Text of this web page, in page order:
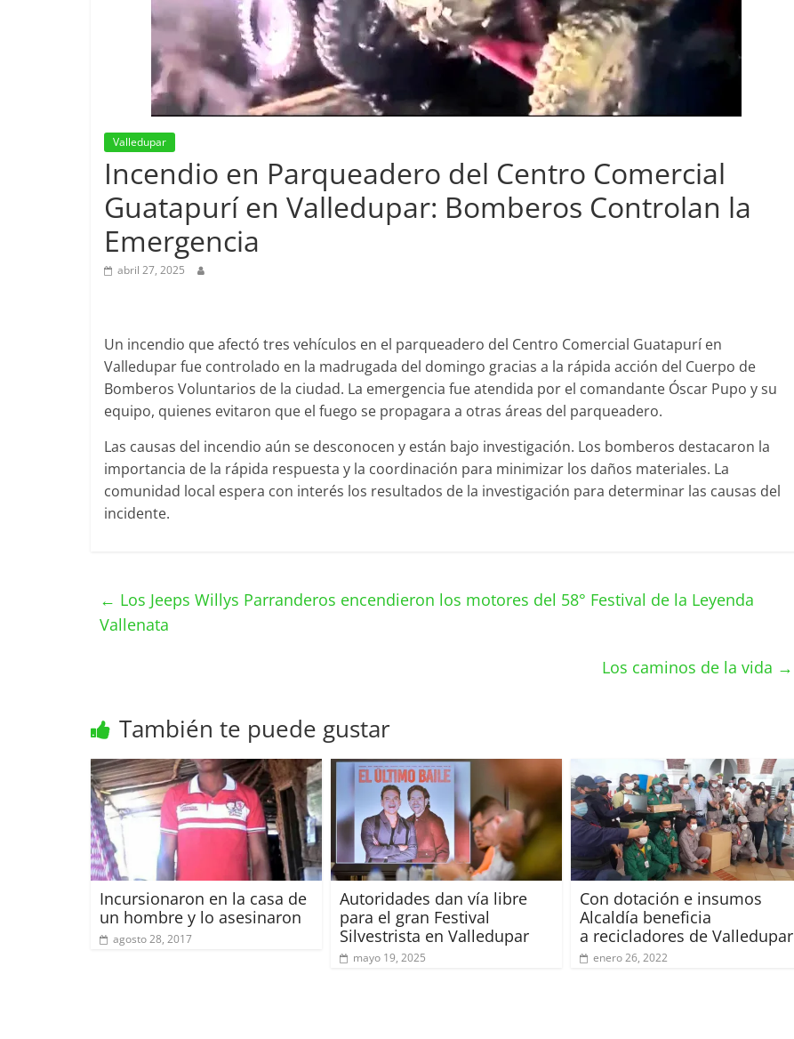
Valledupar
Incendio en Parqueadero del Centro Comercial
Guatapurí en Valledupar: Bomberos Controlan la
Emergencia
abril 27, 2025
Un incendio que afectó tres vehículos en el parqueadero del Centro Comercial Guatapurí en
Valledupar fue controlado en la madrugada del domingo gracias a la rápida acción del Cuerpo de
Bomberos Voluntarios de la ciudad. La emergencia fue atendida por el comandante Óscar Pupo y su
equipo, quienes evitaron que el fuego se propagara a otras áreas del parqueadero.
Las causas del incendio aún se desconocen y están bajo investigación. Los bomberos destacaron la
importancia de la rápida respuesta y la coordinación para minimizar los daños materiales. La
comunidad local espera con interés los resultados de la investigación para determinar las causas del
incidente.
← Los Jeeps Willys Parranderos encendieron los motores del 58° Festival de la Leyenda
Vallenata
Los caminos de la vida →
También te puede gustar
Incursionaron en la casa de
un hombre y lo asesinaron
agosto 28, 2017
Autoridades dan vía libre
para el gran Festival
Silvestrista en Valledupar
mayo 19, 2025
Con dotación e insumos
Alcaldía beneficia
a recicladores de Valledupar
enero 26, 2022